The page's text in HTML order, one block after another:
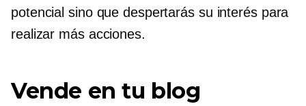
potencial sino que despertarás su interés para
realizar más acciones.
Vende en tu blog